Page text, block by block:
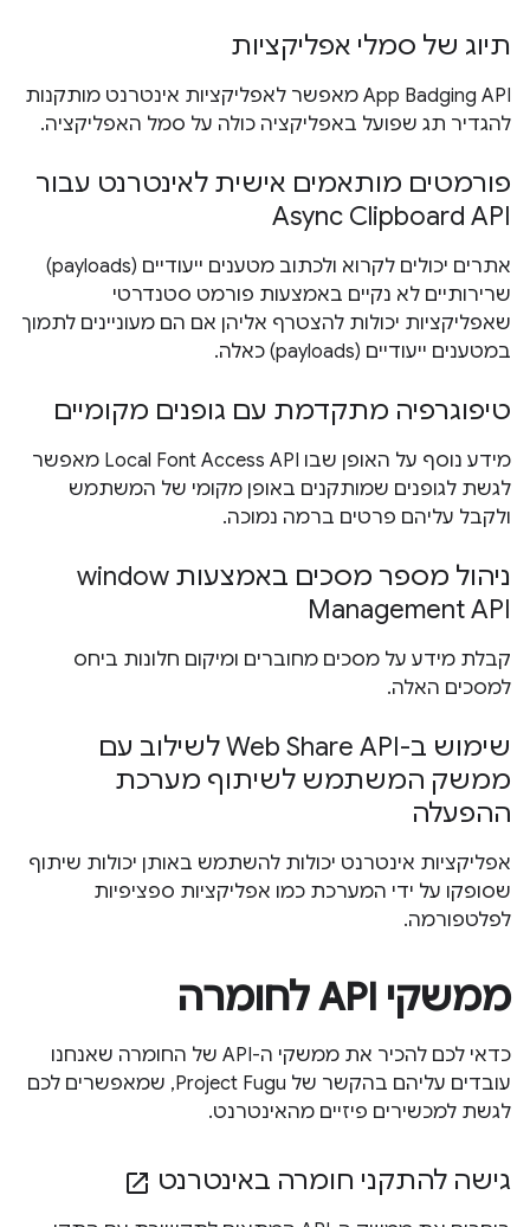
תיוג של סמלי אפליקציות
App Badging API מאפשר לאפליקציות אינטרנט מותקנות
להגדיר תג שפועל באפליקציה כולה על סמל האפליקציה.
פורמטים מותאמים אישית לאינטרנט עבור
Async Clipboard API
אתרים יכולים לקרוא ולכתוב מטענים ייעודיים (payloads)
שרירותיים לא נקיים באמצעות פורמט סטנדרטי
שאפליקציות יכולות להצטרף אליהן אם הם מעוניינים לתמוך
במטענים ייעודיים (payloads) כאלה.
טיפוגרפיה מתקדמת עם גופנים מקומיים
מידע נוסף על האופן שבו Local Font Access API מאפשר
לגשת לגופנים שמותקנים באופן מקומי של המשתמש
ולקבל עליהם פרטים ברמה נמוכה.
ניהול מספר מסכים באמצעות window
Management API
קבלת מידע על מסכים מחוברים ומיקום חלונות ביחס
למסכים האלה.
שימוש ב-Web Share API לשילוב עם
ממשק המשתמש לשיתוף מערכת
ההפעלה
אפליקציות אינטרנט יכולות להשתמש באותן יכולות שיתוף
שסופקו על ידי המערכת כמו אפליקציות ספציפיות
לפלטפורמה.
ממשקי API לחומרה
כדאי לכם להכיר את ממשקי ה-API של החומרה שאנחנו
עובדים עליהם בהקשר של Project Fugu, שמאפשרים לכם
לגשת למכשירים פיזיים מהאינטרנט.
גישה להתקני חומרה באינטרנט open_in_new